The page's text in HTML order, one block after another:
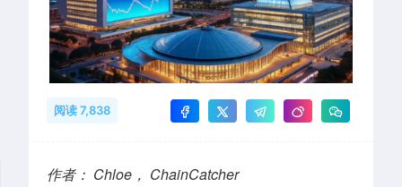
阅读 7,838
作者： Chloe， ChainCatcher